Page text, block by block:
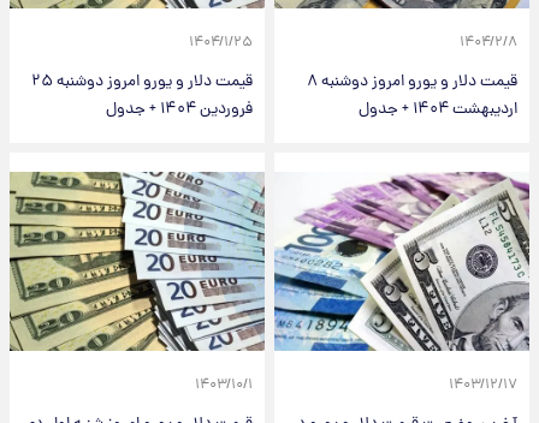
قیمت دلار و یورو امروز دوشنبه ۸
+ جدول
۱۴۰۴/۱/۲۵
قیمت دلار و یورو امروز دوشنبه ۲۵
۱۷